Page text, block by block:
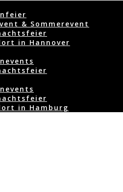
& Sommerevent
in Hannover
in Hamburg